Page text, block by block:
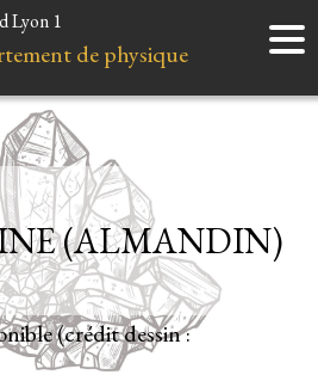
Accueil
Instruments
Liens et ressources
Lyon 1
de physique
(crédit dessin :
(ALMANDIN)